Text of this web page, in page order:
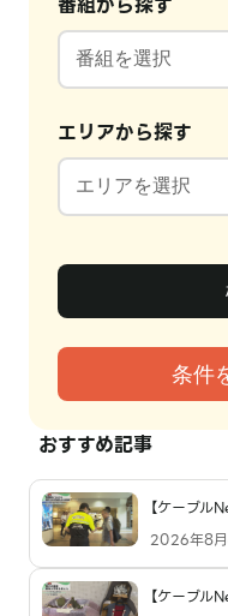
エリアから探す
おすすめ記事
【ケーブル
2026年8
【ケーブル